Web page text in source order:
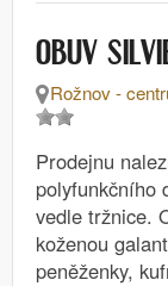
OBUV
Rožnov -
Prodejnu
polyfunkčního
vedle tržnice.
koženou
peněženky,